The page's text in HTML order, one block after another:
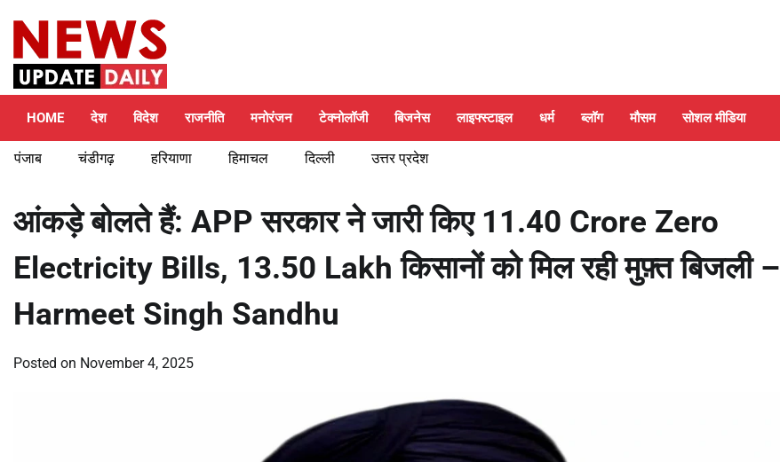
content
HOME देश विदेश राजनीति मनोरंजन टेक्नोलॉजी बिजनेस लाइफ्स्टाइल धर्म ब्लॉग मौसम सोशल मीडिया
पंजाब चंडीगढ़ हरियाणा हिमाचल दिल्ली उत्तर प्रदेश
आंकड़े बोलते हैं: APP सरकार ने जारी किए 11.40 Crore Zero
Electricity Bills, 13.50 Lakh किसानों को मिल रही मुफ़्त बिजली –
Harmeet Singh Sandhu
Posted on November 4, 2025